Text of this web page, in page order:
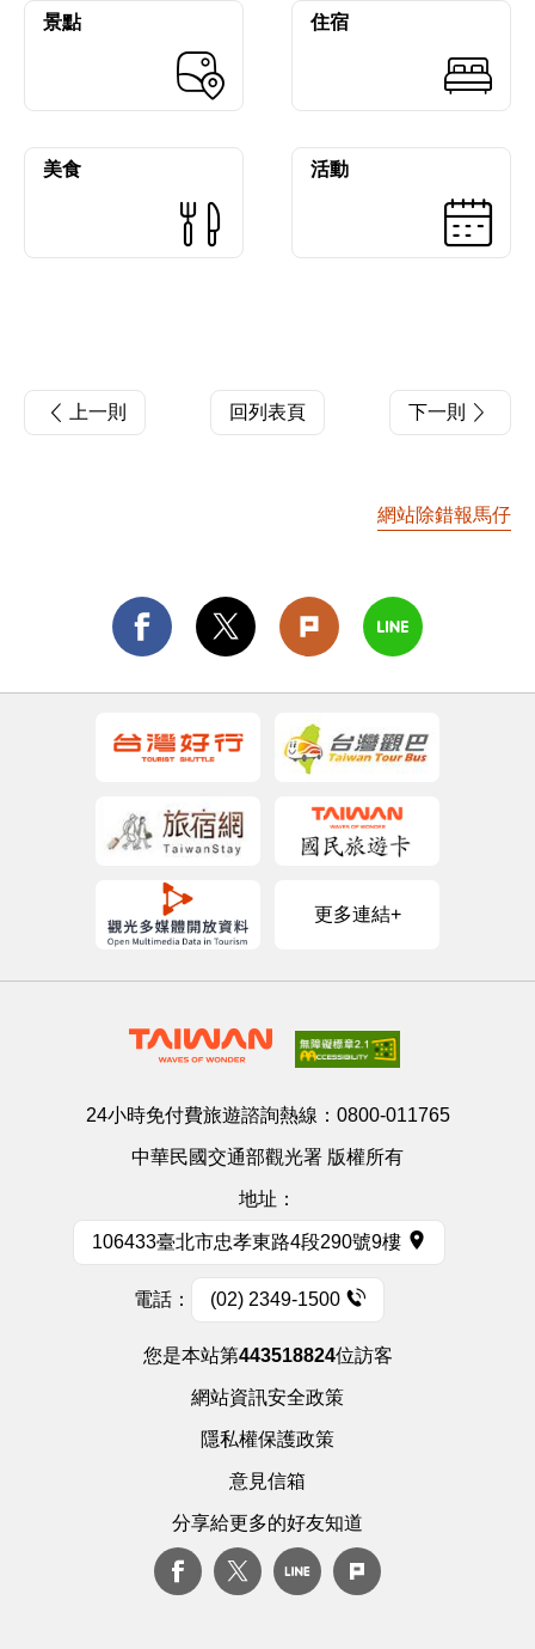
景點 住宿
美食 活動
上一則 回列表頁 下一則
網站除錯報馬仔
更多連結+
24小時免付費旅遊諮詢熱線： 0800-011765
中華民國交通部觀光署 版權所有
地址：
106433臺北市忠孝東路4段290號9樓
電話： (02) 2349-1500
您是本站第443518824位訪客
網站資訊安全政策
隱私權保護政策
意見信箱
分享給更多的好友知道